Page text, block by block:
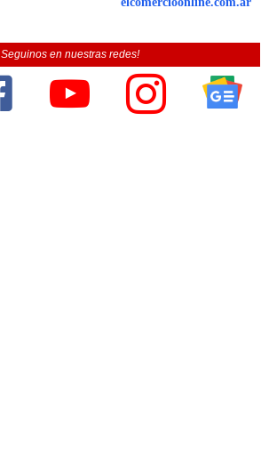
Seguinos en nuestras redes!